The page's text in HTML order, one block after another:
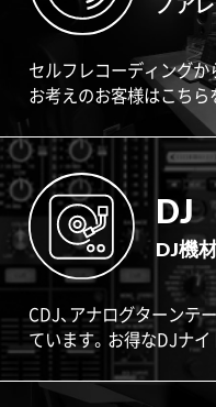
ノア
セルフレコーディング
お考えのお客様はこちら
DJ
DJ機
CDJ、アナログターンテ
ています。お得なDJナ